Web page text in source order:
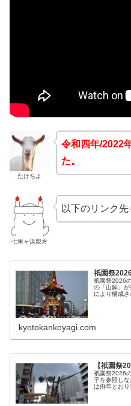
たけちよ
令和四年/2022
た。
七里ヶ浜親方
以下のリンク先
祇園祭
祇園祭2026
の「山鉾」
により構成
kyotokankoyagi.com
【祇園祭
祇園祭2026
子を参照し
は例年とおり